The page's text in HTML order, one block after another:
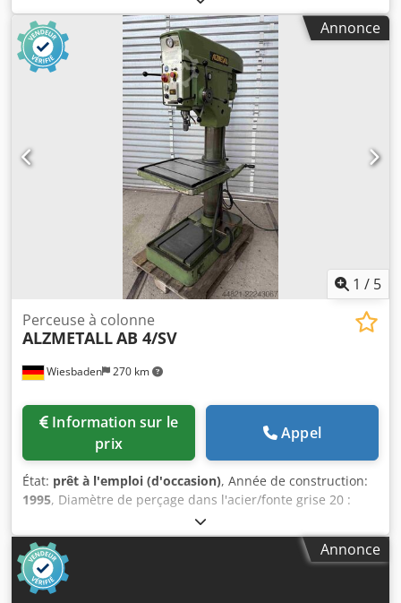
: 293 mm Dimensions de la table : 400 x 400 mm La table
est inclinable et réglable en hauteur à l’aide d’une
manivelle et d’une crémaillère sur une colonne ronde.
Grande distance entre la table et le mandrin de perçage :
630 mm Csdjzh H I Uspfx Agdorf Course du mandrin : 180
mm Vitesses de rotation de la broche, réglables par paliers
en 4 groupes : 65 - 1750 tr/min Moteur d’entraînement :
380 V, 0,9/1,5 kW Poids : 340 kg Encombrement : 600 x 920
x 1880 mm
Annonce
1 / 5
Wiesbaden 270 km
Perceuse à colonne
ALZMETALLAB 4/SV
prix
Appel
État: prêt à l'emploi (d'occasion), Année de construction:
1995, Diamètre de perçage dans l'acier/fonte grise 20 :
40/55 mm Montage de la broche : MK 4 Portée : 345 mm
Dimensions de la table : 450 x 600 mm Grande distance
entre la table et le mandrin : 785 mm Course du mandrin :
180 mm Cjdpfx Aozh H D Nogdjrf Vitesses de broche dans
4 groupes, par l'intermédiaire d'un moteur à changement
Annonce